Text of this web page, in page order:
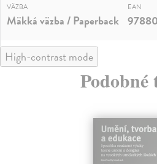
VÄZBA
Mäkká väzba / Paperback
EAN
High-contrast mode